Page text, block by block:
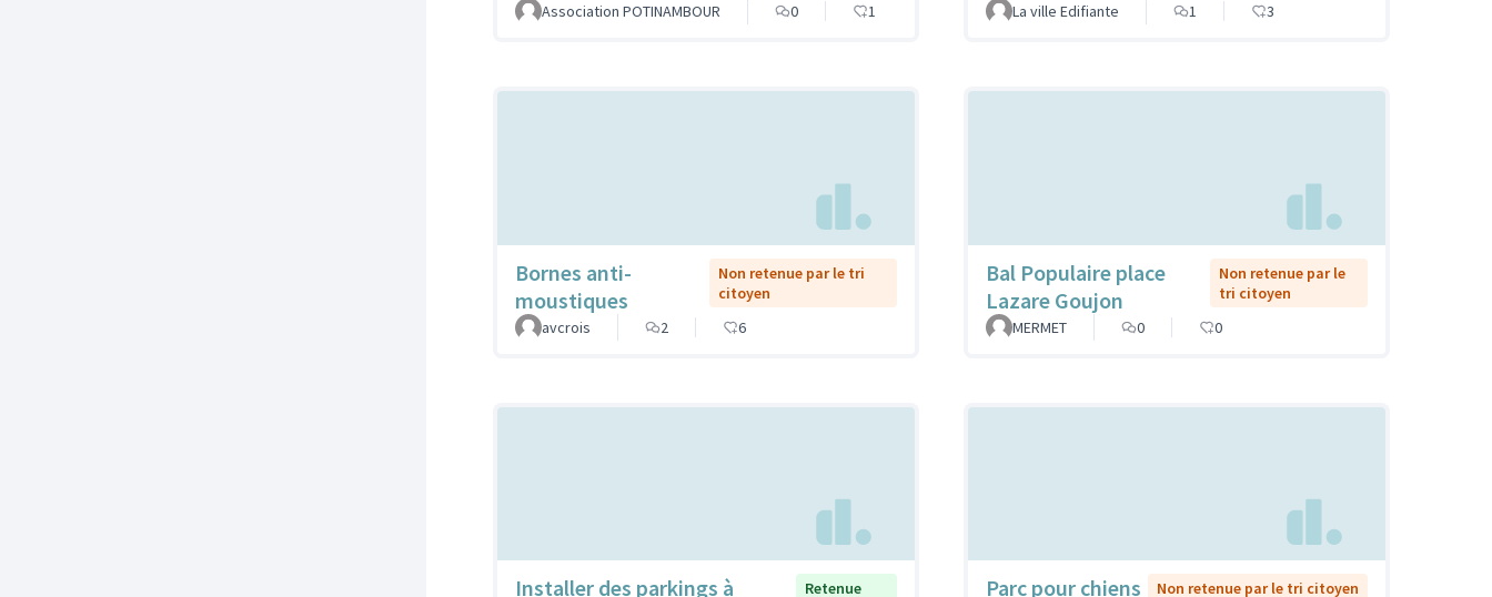
Association POTINAMBOUR 0 1 La ville Edifiante 1 3
Bornes anti-
moustiques
Non retenue par le tri
citoyen
avcrois
2 6
Bal Populaire place
Lazare Goujon
Non retenue par le
tri citoyen
MERMET
0 0
Installer des parkings à
Retenue
Parc pour chiens Non retenue par le tri citoyen